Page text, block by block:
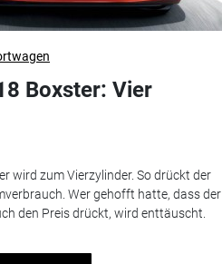
Boxster: Vier
wird zum Vierzylinder. So drückt der
Wer gehofft hatte, dass der
den Preis drückt, wird enttäuscht.